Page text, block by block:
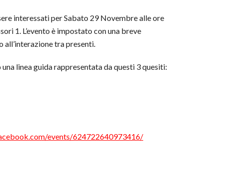
interessati per Sabato 29 Novembre alle ore
1. L’evento è impostato con una breve
all’interazione tra presenti.
linea guida rappresentata da questi 3 quesiti:
events/624722640973416/